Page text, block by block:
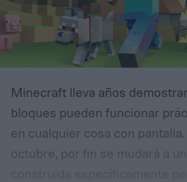
web de GTA VI, es decir, a las
Minecraft lleva años
bloques pueden funcionar
en cualquier cosa con
octubre, por fin se mudará a